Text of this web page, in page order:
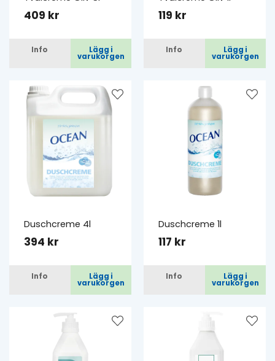
409 kr
Info Lägg i
varukorgen
119 kr
Info Lägg i
varukorgen
Duschcreme 4l
394 kr
Info Lägg i
varukorgen
Duschcreme 1l
117 kr
Info Lägg i
varukorgen